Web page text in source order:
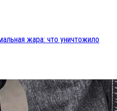
жара: что уничтожило